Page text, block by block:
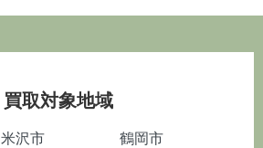
買取対象地域
米沢市
鶴岡市